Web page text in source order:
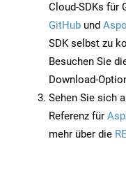
Cloud-SDKs für
GitHub und
SDK selbst zu
Besuchen Sie
Download-
Sehen Sie sich
Referenz für
mehr über die